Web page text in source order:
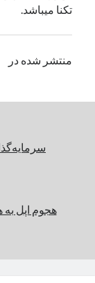
دسته‌ها
تکنا میباشد.
منتشر شده در